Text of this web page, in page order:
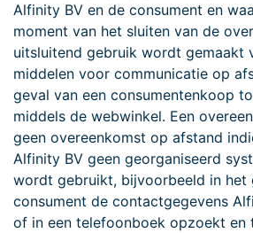
Alfinity BV en de consument en
moment van het sluiten van de
uitsluitend gebruik wordt gemaakt
middelen voor communicatie op
geval van een consumentenkoop
middels de webwinkel. Een
geen overeenkomst op afstand
Alfinity BV geen georganiseerd
wordt gebruikt, bijvoorbeeld in het
consument de contactgegevens
of in een telefoonboek opzoekt en